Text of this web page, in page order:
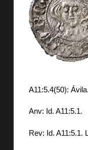
A11:5.4(50):
Anv: Id. A11:5.1.
Rev: Id. A11:5.1.